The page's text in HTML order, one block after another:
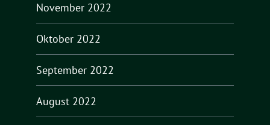
November 2022
Oktober 2022
September 2022
August 2022